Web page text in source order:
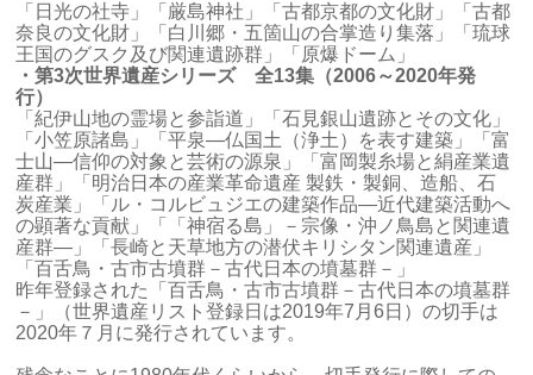
「日光の社寺」「厳島神社」「古都京都の文化財」「古都
奈良の文化財」「白川郷・五箇山の合掌造り集落」「琉球
王国のグスク及び関連遺跡群」「原爆ドーム」
・第3次世界遺産シリーズ 全13集（2006～2020年発
行）
「紀伊山地の霊場と参詣道」「石見銀山遺跡とその文化」
「小笠原諸島」「平泉―仏国土（浄土）を表す建築」「富
士山―信仰の対象と芸術の源泉」「富岡製糸場と絹産業遺
産群」「明治日本の産業革命遺産 製鉄・製銅、造船、石
炭産業」「ル・コルビュジエの建築作品―近代建築活動へ
の顕著な貢献」「「神宿る島」－宗像・沖ノ鳥島と関連遺
産群―」「長崎と天草地方の潜伏キリシタン関連遺産」
「百舌鳥・古市古墳群－古代日本の墳墓群－」
昨年登録された「百舌鳥・古市古墳群－古代日本の墳墓群
－」（世界遺産リスト登録日は2019年7月6日）の切手は
2020年７月に発行されています。